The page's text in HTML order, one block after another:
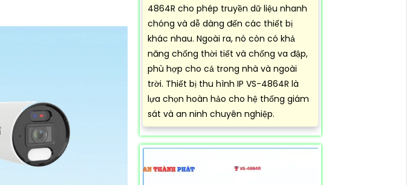
4864R cho phép truyền dữ liệu nhanh
chóng và dễ dàng đến các thiết bị
khác nhau. Ngoài ra, nó còn có khả
năng chống thời tiết và chống va đập,
phù hợp cho cả trong nhà và ngoài
trời. Thiết bị thu hình IP VS-4864R là
lựa chọn hoàn hảo cho hệ thống giám
sát và an ninh chuyên nghiệp.